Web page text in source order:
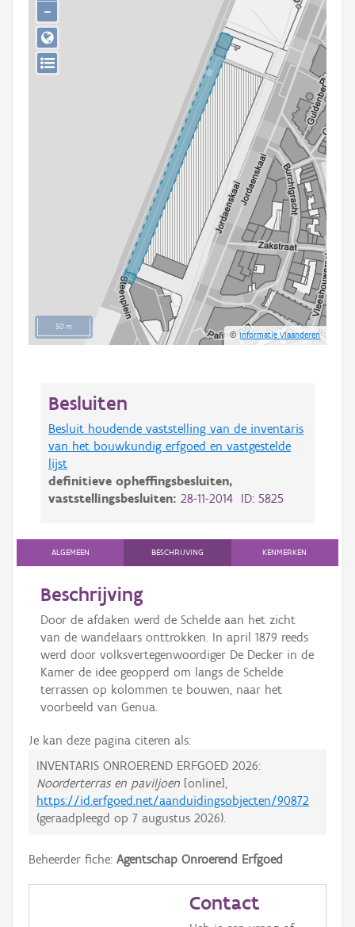
50 m
©Informatie Vlaanderen
−
Besluiten
Besluit houdende vaststelling van de inventaris
van het bouwkundig erfgoed en vastgestelde
lijst
definitieve opheffingsbesluiten,
vaststellingsbesluiten: 28-11-2014 ID: 5825
ALGEMEEN BESCHRIJVING KENMERKEN
Beschrijving
Door de afdaken werd de Schelde aan het zicht
van de wandelaars onttrokken. In april 1879 reeds
werd door volksvertegenwoordiger De Decker in de
Kamer de idee geopperd om langs de Schelde
terrassen op kolommen te bouwen, naar het
voorbeeld van Genua.
Je kan deze pagina citeren als:
INVENTARIS ONROEREND ERFGOED 2026:
Noorderterras en paviljoen [online],
https://id.erfgoed.net/aanduidingsobjecten/90872
(geraadpleegd op 7 augustus 2026).
Beheerder fiche: Agentschap Onroerend Erfgoed
Contact